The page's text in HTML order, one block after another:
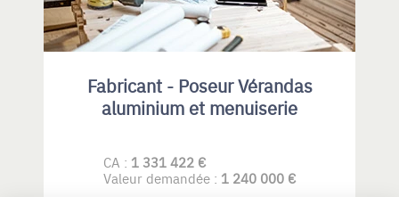
Fabricant - Poseur Vérandas
aluminium et menuiserie
CA : 1 331 422 €
Valeur demandée : 1 240 000 €